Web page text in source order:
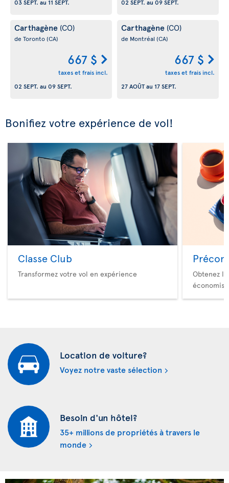
03 SEPT. au 11 SEPT. 02 SEPT. au 09 SEPT.
Carthagène (CO)
de Toronto(CA)
667 $
taxes et frais incl.
02 SEPT. au 09 SEPT.
Carthagène (CO)
de Montréal (CA)
667 $
taxes et frais incl.
27 AOÛTau 17 SEPT.
Bonifiez votre expérience de vol!
Classe Club
Transformez votre vol en expérience
Obtenez
Location de voiture?
Voyez notre vaste sélection
Besoin d'un hôtel?
35+ millions de propriétés à travers le
monde